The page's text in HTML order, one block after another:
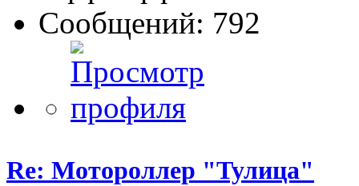
Сообщений: 792
Re: Мотороллер "Тулица"